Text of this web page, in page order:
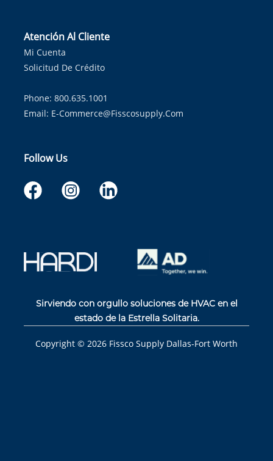
Atención Al Cliente
Mi Cuenta
Solicitud De Crédito
Phone: 800.635.1001
Email: E-Commerce@fisscosupply.com
Follow Us
Sirviendo con orgullo soluciones de HVAC en el
estado de la Estrella Solitaria.
Copyright © 2026 Fissco Supply Dallas-Fort Worth